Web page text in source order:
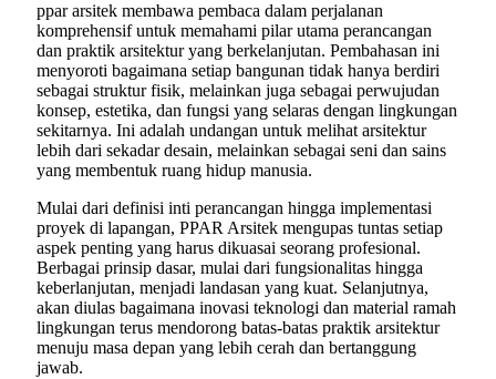
ppar arsitek membawa pembaca dalam perjalanan
komprehensif untuk memahami pilar utama perancangan
dan praktik arsitektur yang berkelanjutan. Pembahasan ini
menyoroti bagaimana setiap bangunan tidak hanya berdiri
sebagai struktur fisik, melainkan juga sebagai perwujudan
konsep, estetika, dan fungsi yang selaras dengan lingkungan
sekitarnya. Ini adalah undangan untuk melihat arsitektur
lebih dari sekadar desain, melainkan sebagai seni dan sains
yang membentuk ruang hidup manusia.
Mulai dari definisi inti perancangan hingga implementasi
proyek di lapangan, PPAR Arsitek mengupas tuntas setiap
aspek penting yang harus dikuasai seorang profesional.
Berbagai prinsip dasar, mulai dari fungsionalitas hingga
keberlanjutan, menjadi landasan yang kuat. Selanjutnya,
akan diulas bagaimana inovasi teknologi dan material ramah
lingkungan terus mendorong batas-batas praktik arsitektur
menuju masa depan yang lebih cerah dan bertanggung
jawab.